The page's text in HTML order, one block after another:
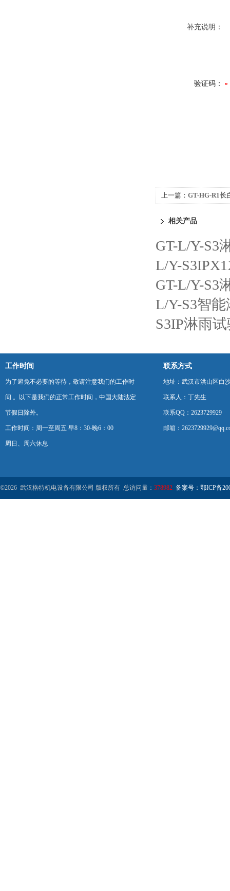
补充说明：
验证码：
上一篇： GT-HG-R1长
相关产品
GT-L/Y-S3
L/Y-
GT-L/Y-S3
L/Y-S3智
S3IP淋雨
工作时间
为了避免不必要的等待，敬请注意我们的工作时
间 。以下是我们的正常工作时间，中国大陆法定
节假日除外。
工作时间：周一至周五 早8：30-晚6：00
周日、周六休息
联系方式
地址：武汉市洪山区白
联系人：丁先生
联系QQ：2623729929
邮箱：
©2026 武汉格特机电设备有限公司 版权所有 总访问量： 378982 备案号：鄂ICP备